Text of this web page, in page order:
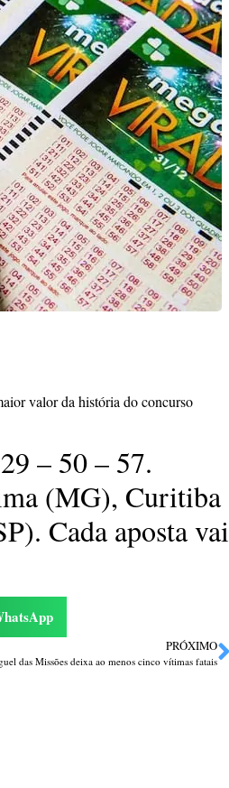
valor da história do concurso
– 50 – 57.
(MG), Curitiba
Cada aposta vai
PRÓXIMO
das Missões deixa ao menos cinco vítimas fatais